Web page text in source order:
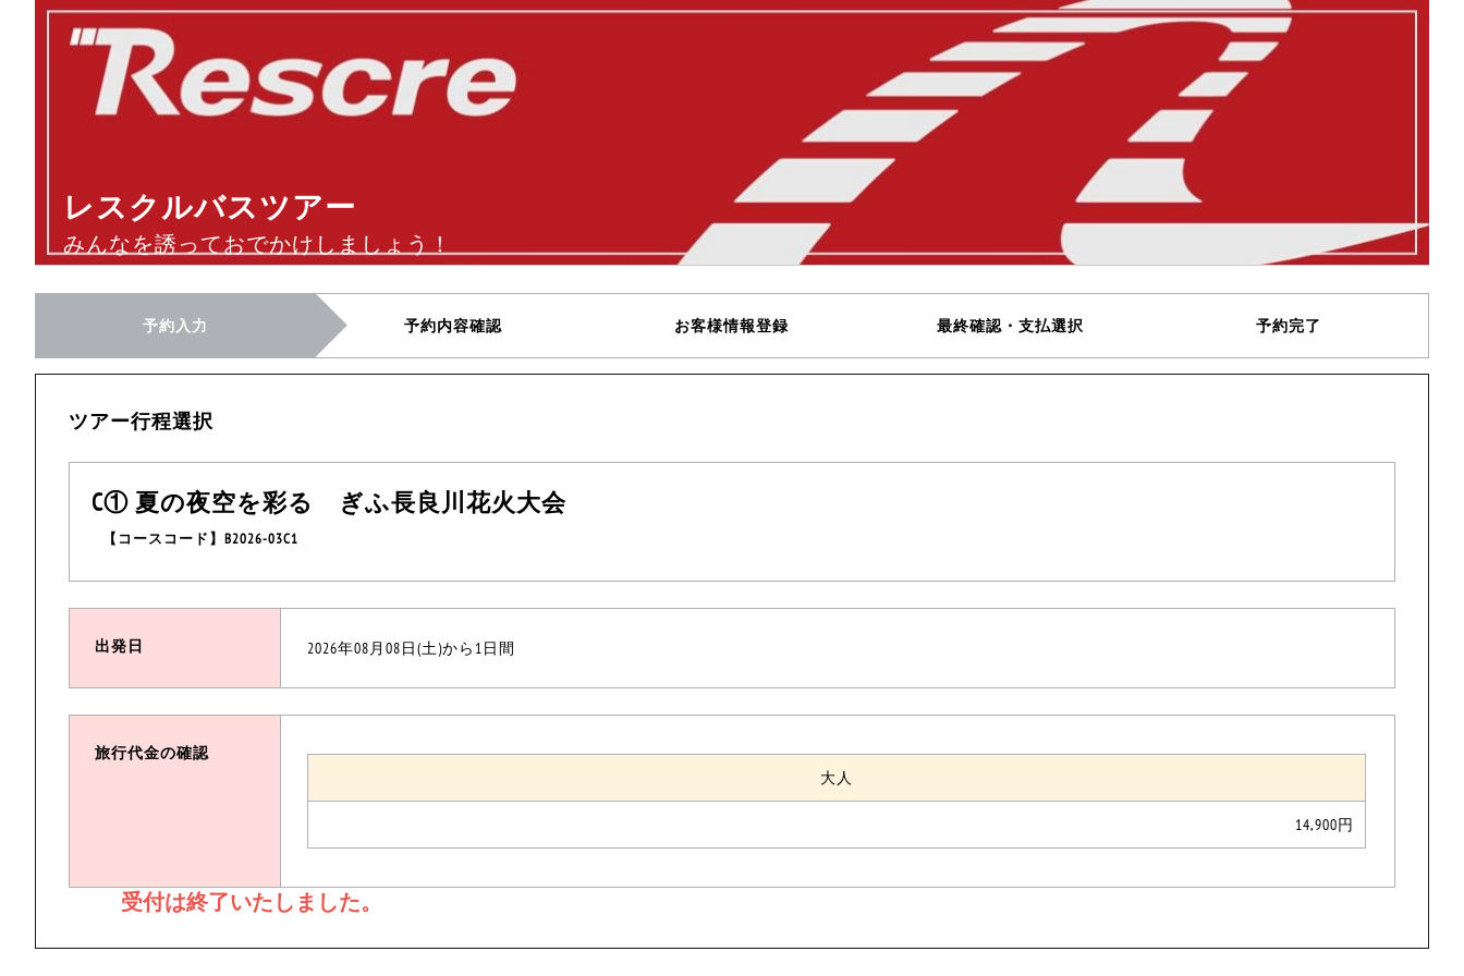
レスクルバスツアー
みんなを誘っておでかけしましょう！
予約入力 予約内容確認 お客様情報登録 最終確認・支払選択 予約完了
ツアー行程選択
C① 夏の夜空を彩る ぎふ長良川花火大会
【コースコード】B2026-03C1
出発日 2026年08月08日(土)から1日間
旅行代金の確認
大人
14,900円